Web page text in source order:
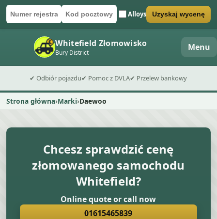
Numer rejestracyjny
Kod pocztowyAlloys
Wyślij formularz wyceny Uzyskaj wycenę
Whitefield Złomowisko
Bury District Menu
✔ Odbiór pojazdu✔ Pomoc z DVLA✔ Przelew bankowy
Strona główna Marki Daewoo
Chcesz sprawdzić cenę
złomowanego samochodu
Whitefield?
Online quote or call now
01615465839